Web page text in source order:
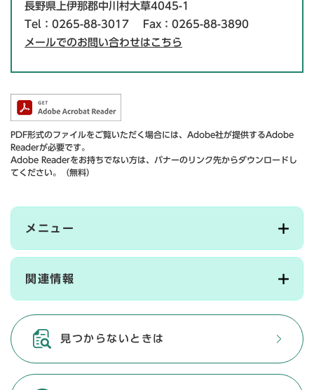
長野県上伊那郡中川村大草4045-1
Tel：0265-88-3017
Fax：0265-88-3890
メールでのお問い合わせはこちら
PDF形式のファイルをご覧いただく場合には、Adobe社が提供するAdobe
Readerが必要です。
Adobe Readerをお持ちでない方は、バナーのリンク先からダウンロードし
てください。（無料）
メニュー
関連情報
見つからないときは